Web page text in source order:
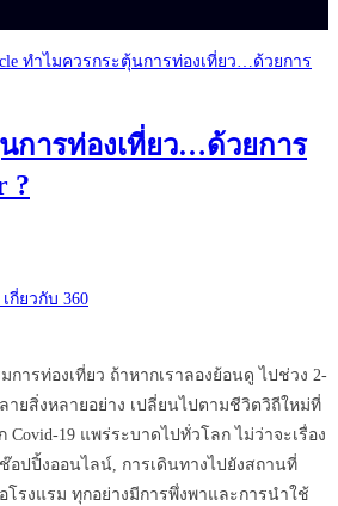
การท่องเที่ยว…ด้วยการ
?
กี่ยวกับ 360
การท่องเที่ยว ถ้าหากเราลองย้อนดู ไปช่วง 2-
ยสิ่งหลายอย่าง เปลี่ยนไปตามชีวิตวิถีใหม่ที่
Covid-19 แพร่ระบาดไปทั่วโลก ไม่ว่าจะเรื่อง
อปปิ้งออนไลน์, การเดินทางไปยังสถานที่
โรงแรม ทุกอย่างมีการพึ่งพาและการนำใช้